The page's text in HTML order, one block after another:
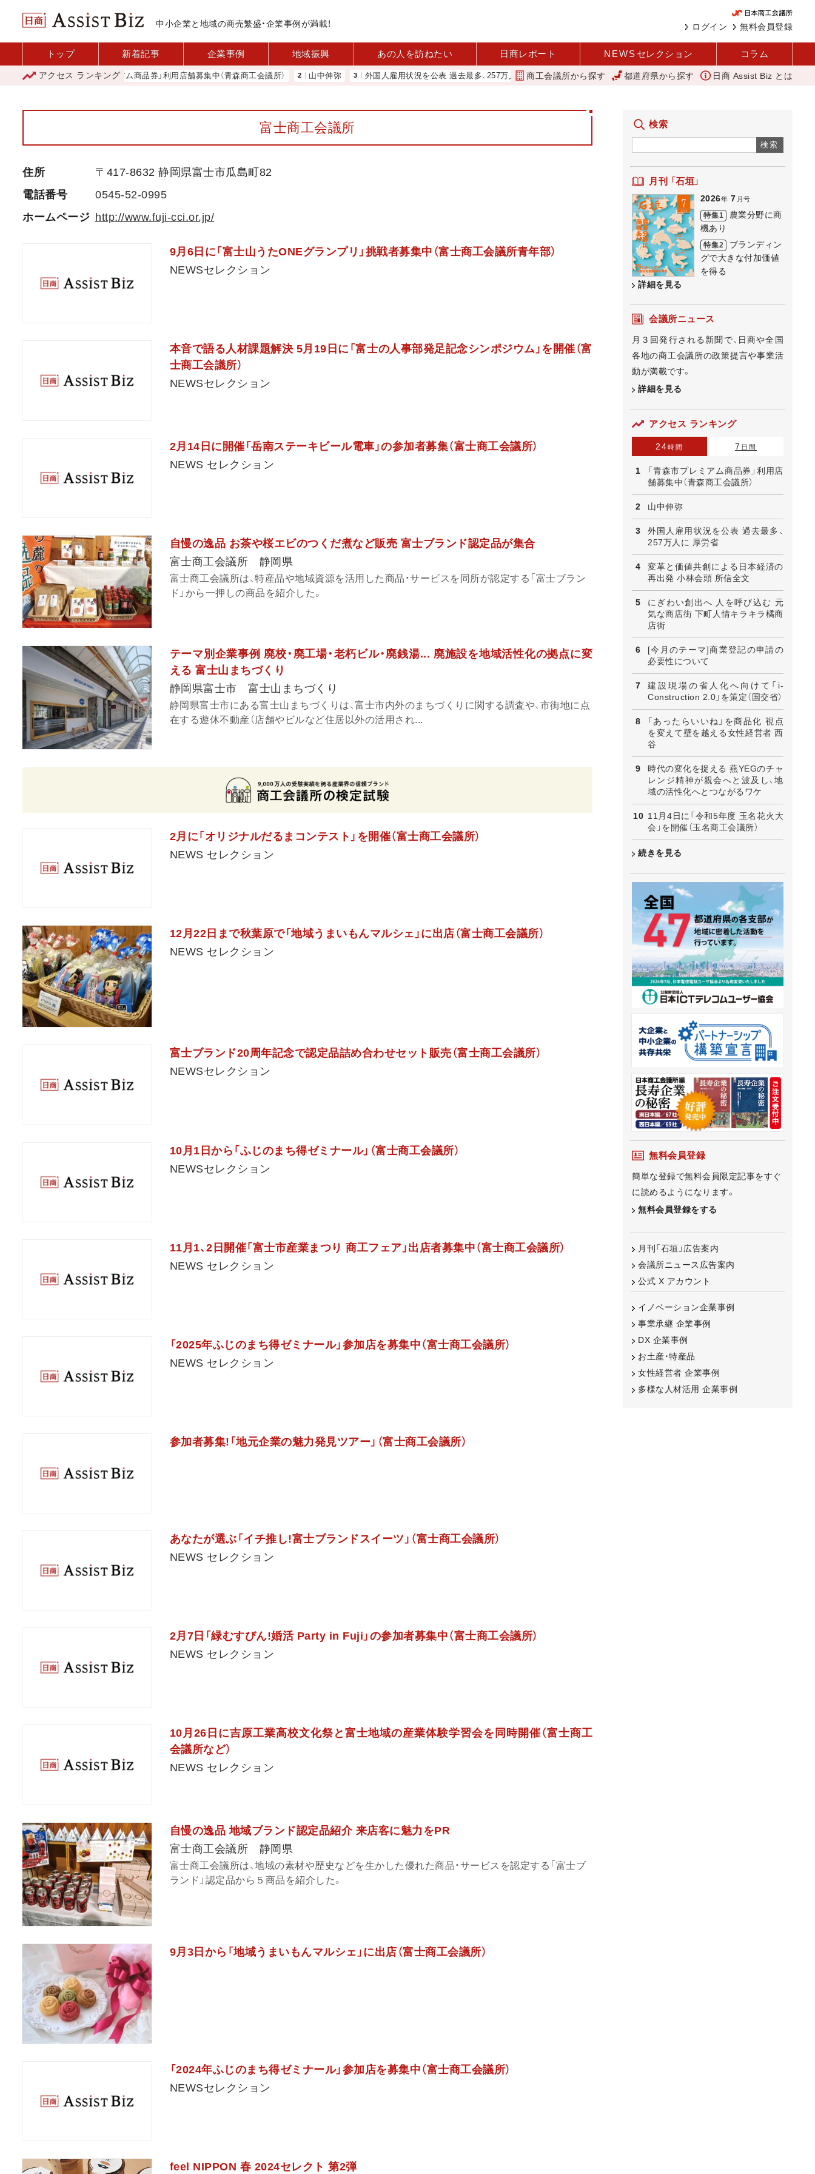
中小企業と地域の商売繁盛・企業事例が満載！ 無料会員登録
ログイン
トップ 新着記事 企業事例 地域振興 あの人を訪ねたい 日商レポート NEWS セレクション コラム
アクセス ランキング
「青森市プレミアム商品券」利用店舗募集中（青森商工会議所） 山中伸弥 外国人雇用状況を公表 過去最多、257万人に 厚労省 変革と価値共創による日本経済の再出発 小林会頭 所信全文 にぎわ
商工会議所から探す 都道府県から探す 日商 Assist Biz とは
富士商工会議所
住所
〒417-8632 静岡県富士市瓜島町82
電話番号
0545-52-0995
ホームページ http://www.fuji-cci.or.jp/
9月6日に「富士山うたONEグランプリ」挑戦者募集中（富士商工会議所青年部）
NEWSセレクション
本音で語る人材課題解決 5月19日に「富士の人事部発足記念シンポジウム」を開催（富
士商工会議所）
NEWSセレクション
2月14日に開催「岳南ステーキビール電車」の参加者募集（富士商工会議所）
NEWS セレクション
自慢の逸品 お茶や桜エビのつくだ煮など販売 富士ブランド認定品が集合
富士商工会議所 静岡県
富士商工会議所は、特産品や地域資源を活用した商品・サービスを同所が認定する「富士ブラン
ド」から一押しの商品を紹介した。
テーマ別企業事例 廃校・廃工場・老朽ビル・廃銭湯... 廃施設を地域活性化の拠点に変
える 富士山まちづくり
静岡県富士市 富士山まちづくり
静岡県富士市にある富士山まちづくりは、富士市内外のまちづくりに関する調査や、市街地に点
在する遊休不動産（店舗やビルなど住居以外の活用され...
2月に「オリジナルだるまコンテスト」を開催（富士商工会議所）
NEWS セレクション
12月22日まで秋葉原で「地域うまいもんマルシェ」に出店（富士商工会議所）
NEWS セレクション
富士ブランド20周年記念で認定品詰め合わせセット販売（富士商工会議所）
NEWSセレクション
10月1日から「ふじのまち得ゼミナール」（富士商工会議所）
NEWSセレクション
11月1、2日開催「富士市産業まつり 商工フェア」出店者募集中（富士商工会議所）
NEWS セレクション
「2025年ふじのまち得ゼミナール」参加店を募集中（富士商工会議所）
NEWS セレクション
参加者募集!「地元企業の魅力発見ツアー」（富士商工会議所）
あなたが選ぶ「イチ推し!富士ブランドスイーツ」（富士商工会議所）
NEWS セレクション
2月7日「緑むすびん!婚活 Party in Fuji」の参加者募集中（富士商工会議所）
NEWS セレクション
10月26日に吉原工業高校文化祭と富士地域の産業体験学習会を同時開催（富士商工
会議所など）
NEWS セレクション
自慢の逸品 地域ブランド認定品紹介 来店客に魅力をPR
富士商工会議所 静岡県
富士商工会議所は、地域の素材や歴史などを生かした優れた商品・サービスを認定する「富士ブ
ランド」認定品から５商品を紹介した。
9月3日から「地域うまいもんマルシェ」に出店（富士商工会議所）
「2024年ふじのまち得ゼミナール」参加店を募集中（富士商工会議所）
NEWSセレクション
feel NIPPON 春 2024セレクト 第2弾
検索
検索
月刊 「石垣」
2026年 7 月号
特集1
農業分野に商
機あり
特集2
ブランディン
グで大きな付加価値
を得る
詳細を見る
会議所ニュース
月３回発行される新聞で、日商や全国
各地の商工会議所の政策提言や事業活
動が満載です。
詳細を見る
アクセス ランキング
24時間 7 日間
「青森市プレミアム商品券」利用店
舗募集中（青森商工会議所）
山中伸弥
外国人雇用状況を公表 過去最多、
257万人に 厚労省
変革と価値共創による日本経済の
再出発 小林会頭 所信全文
にぎわい創出へ 人を呼び込む 元
気な商店街 下町人情キラキラ橘商
店街
[今月のテーマ]商業登記の申請の
必要性について
建設現場の省人化へ向けて「i-
Construction 2.0」を策定（国交省）
「あったらいいね」を商品化 視点
を変えて壁を越える女性経営者 西
谷
時代の変化を捉える 燕YEGのチャ
レンジ精神が親会へと波及し、地
域の活性化へとつながるワケ
11月4日に「令和5年度 玉名花火大
会」を開催（玉名商工会議所）
続きを見る
無料会員登録
簡単な登録で無料会員限定記事をすぐ
に読めるようになります。
無料会員登録をする
月刊「石垣」広告案内
会議所ニュース広告案内
公式 X アカウント
イノベーション企業事例
事業承継 企業事例
DX 企業事例
お土産・特産品
女性経営者 企業事例
多様な人材活用 企業事例